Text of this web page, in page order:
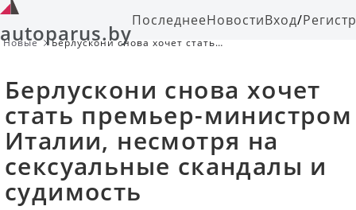
autoparus.byПоследнееНовостиВход/
Новые
Берлускони снова хочет стать
и судимость
Берлускони снова хочет
стать премьер-министром
Италии, несмотря на
сексуальные скандалы и
судимость